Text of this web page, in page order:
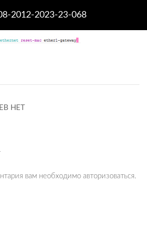
2012-2023-23-068
НЕТ
вам необходимо авторизоваться.